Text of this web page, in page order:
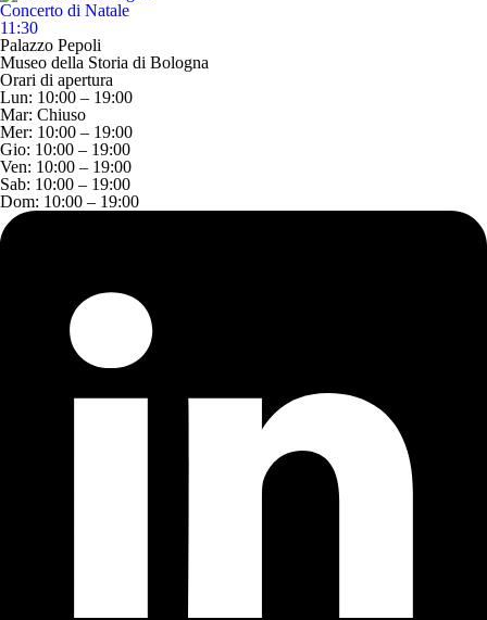
Concerto di Natale
11:30
Palazzo Pepoli
Museo della Storia di Bologna
Orari di apertura
Lun: 10:00 – 19:00
Mar: Chiuso
Mer: 10:00 – 19:00
Gio: 10:00 – 19:00
Ven: 10:00 – 19:00
Sab: 10:00 – 19:00
Dom: 10:00 – 19:00